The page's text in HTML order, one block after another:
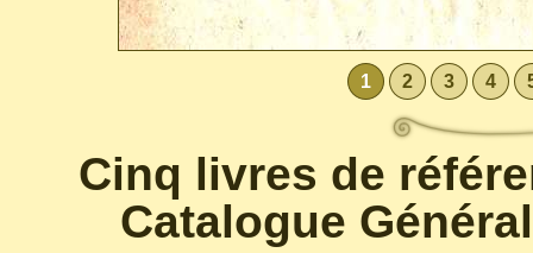
1 2 3 4
Cinq livres de
Catalogue